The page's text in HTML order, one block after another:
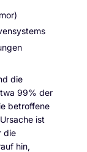
die
99% der
betroffene
ist
die
hin,